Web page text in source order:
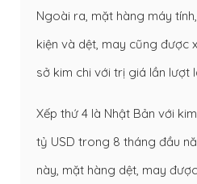
Ngoài ra, mặt hàng máy
kiện và dệt, may cũng được
sở kim chi với trị giá lần lượt
Xếp thứ 4 là Nhật Bản với
tỷ USD trong 8 tháng đầu
này, mặt hàng dệt, may